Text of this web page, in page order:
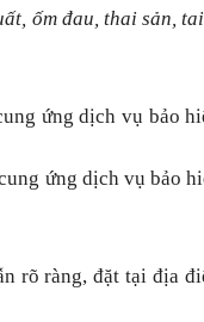
ốm đau, thai sản,
ứng dịch vụ bảo
ứng dịch vụ bảo
rõ ràng, đặt tại địa